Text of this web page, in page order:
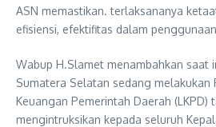
ASN memastikan. terlaksananya
efisiensi, efektifitas dalam
Wabup H.Slamet menambahkan saat
Sumatera Selatan sedang melakukan
Keuangan Pemerintah Daerah (LKPD)
mengintruksikan kepada seluruh